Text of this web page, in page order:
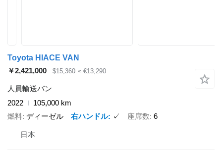
Toyota HIACE VAN
￥2,421,000
$15,360 ≈ €13,290
人員輸送バン
2022
105,000 km
燃料 ディーゼル 右ハンドル ✓ 座席数 6
日本